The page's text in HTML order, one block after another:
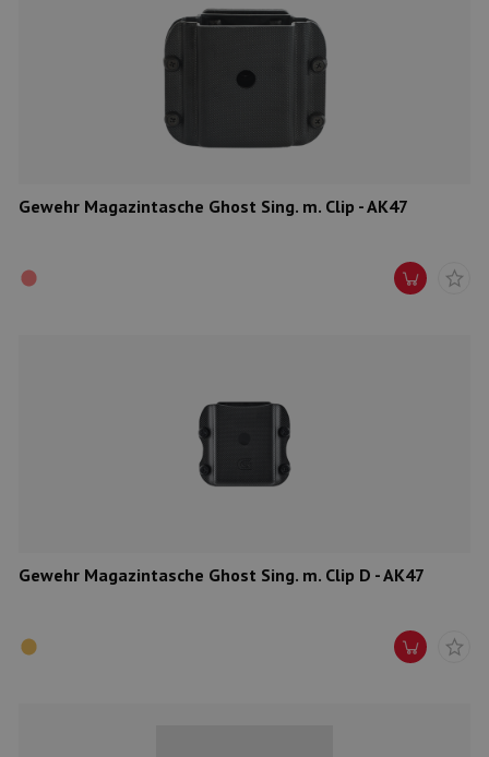
Gewehr Magazintasche Ghost Sing. m. Clip - AK47
Gewehr Magazintasche Ghost Sing. m. Clip D - AK47